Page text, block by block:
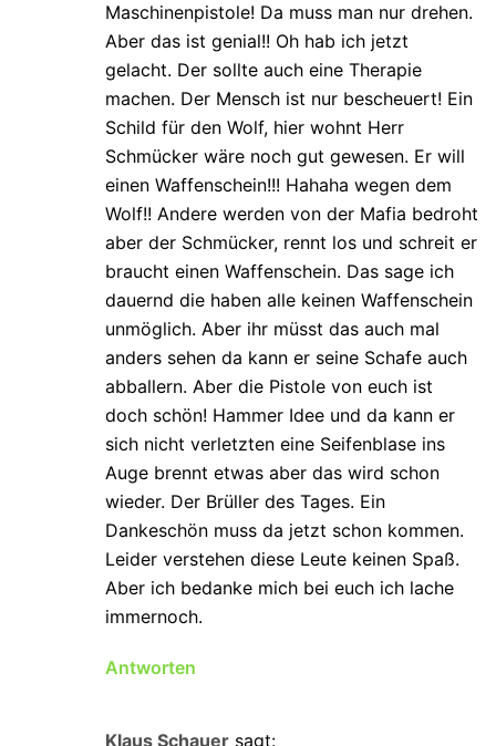
Maschinenpistole! Da muss man nur drehen.
Aber das ist genial!! Oh hab ich jetzt
gelacht. Der sollte auch eine Therapie
machen. Der Mensch ist nur bescheuert! Ein
Schild für den Wolf, hier wohnt Herr
Schmücker wäre noch gut gewesen. Er will
einen Waffenschein!!! Hahaha wegen dem
Wolf!! Andere werden von der Mafia bedroht
aber der Schmücker, rennt los und schreit er
braucht einen Waffenschein. Das sage ich
dauernd die haben alle keinen Waffenschein
unmöglich. Aber ihr müsst das auch mal
anders sehen da kann er seine Schafe auch
abballern. Aber die Pistole von euch ist
doch schön! Hammer Idee und da kann er
sich nicht verletzten eine Seifenblase ins
Auge brennt etwas aber das wird schon
wieder. Der Brüller des Tages. Ein
Dankeschön muss da jetzt schon kommen.
Leider verstehen diese Leute keinen Spaß.
Aber ich bedanke mich bei euch ich lache
immernoch.
Antworten
Klaus Schauer sagt: